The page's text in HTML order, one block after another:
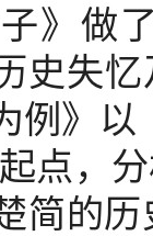
》做
历史失
例》
点，
简的